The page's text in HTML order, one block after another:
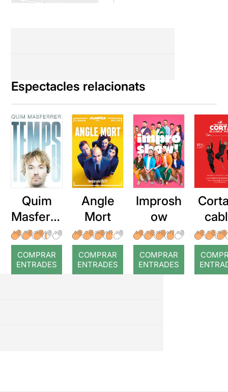
Espectacles relacionats
Quim
Masferre
r: Temps
COMPRAR
ENTRADES
Angle
Mort
COMPRAR
ENTRADES
Improsh
ow
COMPRAR
ENTRADES